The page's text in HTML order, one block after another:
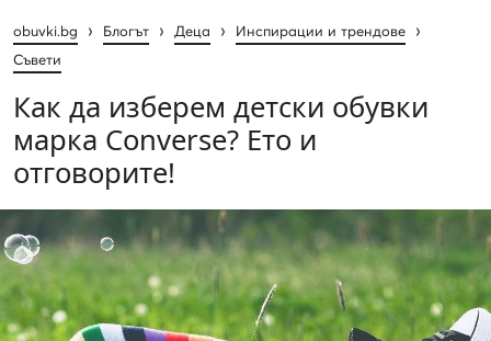
obuvki.bg › Блогът › Деца › Инспирации и трендове ›
Съвети
Как да изберем детски обувки
марка Converse? Ето и
отговорите!